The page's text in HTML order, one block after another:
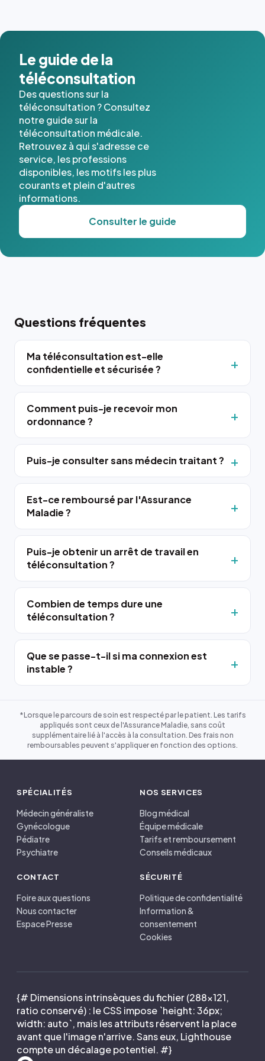
cas. #}
Le guide de la
téléconsultation
Des questions sur la
téléconsultation ? Consultez
notre guide sur la
téléconsultation médicale.
Retrouvez à qui s'adresse ce
service, les professions
disponibles, les motifs les plus
courants et plein d'autres
informations.
Consulter le guide
Questions fréquentes
Ma téléconsultation est-elle
confidentielle et sécurisée ?
Comment puis-je recevoir mon
ordonnance ?
Puis-je consulter sans médecin traitant ?
Est-ce remboursé par l'Assurance
Maladie ?
Puis-je obtenir un arrêt de travail en
téléconsultation ?
Combien de temps dure une
téléconsultation ?
Que se passe-t-il si ma connexion est
instable ?
*Lorsque le parcours de soin est respecté par le patient. Les tarifs
appliqués sont ceux de l'Assurance Maladie, sans coût
supplémentaire lié à l'accès à la consultation. Des frais non
remboursables peuvent s'appliquer en fonction des options.
SPÉCIALITÉS
Médecin généraliste
Gynécologue
Pédiatre
Psychiatre
NOS SERVICES
Blog médical
Équipe médicale
Tarifs et remboursement
Conseils médicaux
CONTACT
Foire aux questions
Nous contacter
Espace Presse
SÉCURITÉ
Politique de confidentialité
Information &
consentement
Cookies
{# Dimensions intrinsèques du fichier (288×121,
ratio conservé) : le CSS impose `height: 36px;
width: auto`, mais les attributs réservent la place
avant que l'image n'arrive. Sans eux, Lighthouse
compte un décalage potentiel. #}